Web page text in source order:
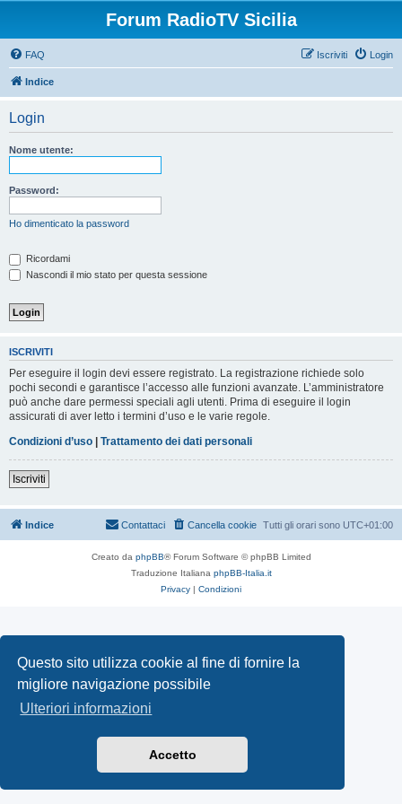
Questo sito utilizza cookie al fine di fornire la
migliore navigazione possibile
Ulteriori informazioni
Accetto
Forum RadioTV Sicilia
FAQ Login
Iscriviti
Indice
Login
Nome utente:
Password:
Ho dimenticato la password
Ricordami
Nascondi il mio stato per questa sessione
ISCRIVITI
Per eseguire il login devi essere registrato. La registrazione richiede solo
pochi secondi e garantisce l’accesso alle funzioni avanzate. L’amministratore
può anche dare permessi speciali agli utenti. Prima di eseguire il login
assicurati di aver letto i termini d’uso e le varie regole.
Condizioni d’uso | Trattamento dei dati personali
Iscriviti
Indice Tutti gli orari sono UTC+01:00
Cancella cookie
Contattaci
Creato da phpBB® Forum Software © phpBB Limited
Traduzione Italiana phpBB-Italia.it
Privacy | Condizioni